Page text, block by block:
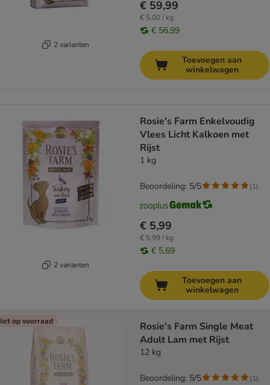
2 varianten
€ 59,99
€ 5,00 / kg
€ 56,99
Toevoegen aan
winkelwagen
2 varianten
Rosie's Farm Enkelvoudig
Vlees Licht Kalkoen met
Rijst
1 kg
€ 5,99
€ 5,99 / kg
€ 5,69
Beoordeling: 5/5 (1)
Toevoegen aan
winkelwagen
op voorraad
Rosie's Farm Single Meat
Adult Lam met Rijst
12 kg
Beoordeling: 5/5 (1)